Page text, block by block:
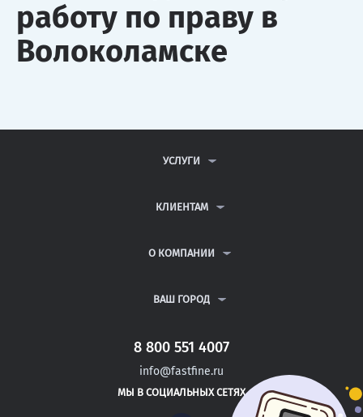
работу по праву в
Волоколамске
УСЛУГИ
ДИПЛОМНЫЕ РАБОТЫ
РЕФЕРАТЫ
КЛИЕНТАМ
ВОПРОСЫ И ОТВЕТЫ
ПОЛИТИКА КОНФИДЕНЦИАЛЬНОСТИ
О КОМПАНИИ
КОНТАКТЫ
ВАШ ГОРОД
САНКТ-ПЕТЕРБУРГ
ПЕТРОВСК
МАРКС
8 800 551 4007
info@fastfine.ru
МЫ В СОЦИАЛЬНЫХ СЕТЯХ